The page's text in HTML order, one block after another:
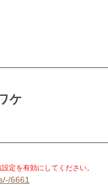
ケ
定を有効にしてください。
6661